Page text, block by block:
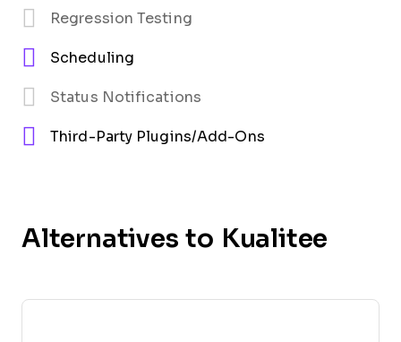
Regression Testing
Scheduling
Status Notifications
Third-Party Plugins/Add-Ons
Alternatives to Kualitee